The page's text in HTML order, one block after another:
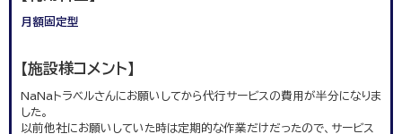
月額固定型
【施設様コメント】
NaNaトラベルさんにお願いしてから代行サービスの費用が半分になりま
した。
以前他社にお願いしていた時は定期的な作業だけだったので、サービス